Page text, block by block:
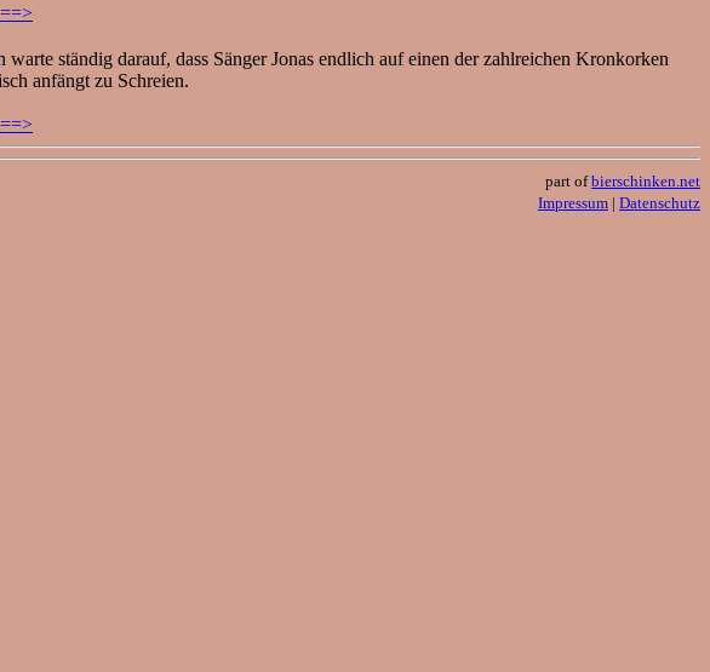
ständig darauf, dass Sänger Jonas endlich auf einen der zahlreichen Kronkorken
anfängt zu Schreien.
part ofbierschinken.net
Impressum | Datenschutz